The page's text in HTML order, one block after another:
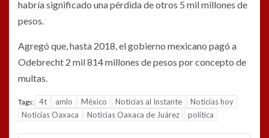
habría significado una pérdida de otros 5 mil millones de
pesos.
Agregó que, hasta 2018, el gobierno mexicano pagó a
Odebrecht 2 mil 814 millones de pesos por concepto de
multas.
Tags: 4t amlo México Noticias al Instante
Noticias hoy
Noticias Oaxaca
Noticias Oaxaca de Juárez política